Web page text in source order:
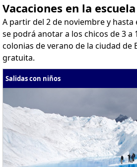
Vacaciones en la
A partir del 2 de noviembre y hasta
se podrá anotar a los chicos de 3 a
colonias de verano de la ciudad de
gratuita.
Salidas con niños